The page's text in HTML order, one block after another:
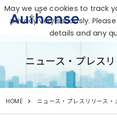
ニュース・プレス
HOME ニュース・プレスリリース・
May we use cookies to track
privacy very seriously.
details and any